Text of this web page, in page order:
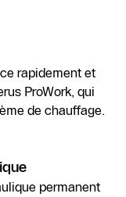
rapidement et
ProWork, qui
de chauffage.
permanent